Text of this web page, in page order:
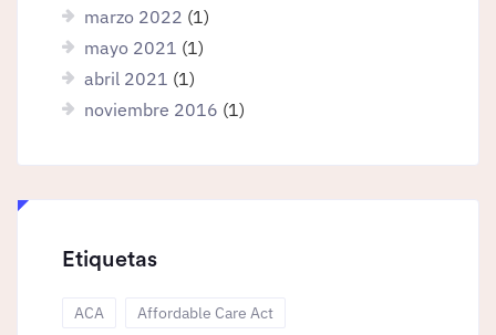
marzo 2022 (1)
mayo 2021 (1)
abril 2021 (1)
noviembre 2016 (1)
Etiquetas
ACA
Affordable Care Act